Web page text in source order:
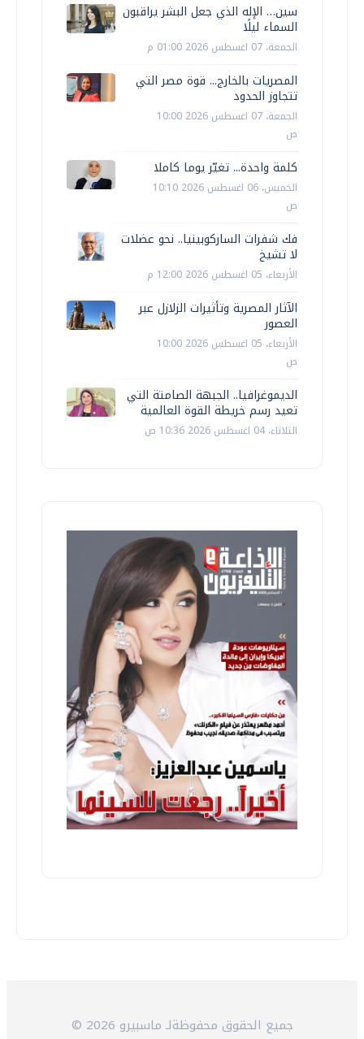
سين… الإله الذي جعل البشر يراقبون
السماء ليلًا
الجمعة، 07 اغسطس 2026 01:00 م
المصريات بالخارج... قوة مصر التي
تتجاوز الحدود
الجمعة، 07 اغسطس 2026 10:00
ص
كلمة واحدة... تغيّر يوما كاملا
الخميس، 06 اغسطس 2026 10:10
ص
فك شفرات الساركوبينيا.. نحو عضلات
لا تشيخ
الأربعاء، 05 اغسطس 2026 12:00 م
الآثار المصرية وتأثيرات الزلازل عبر
العصور
الأربعاء، 05 اغسطس 2026 10:00
ص
الديموغرافيا.. الجبهة الصامتة التي
تعيد رسم خريطة القوة العالمية
الثلاثاء، 04 اغسطس 2026 10:36 ص
© 2026 جميع الحقوق محفوظةلـ ماسبيرو